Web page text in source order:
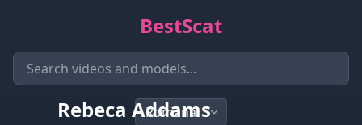
BestScat
Rebeca Addams